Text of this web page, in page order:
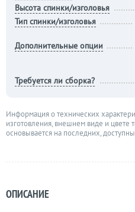
ОПИСАНИЕ
Высота спинки/изголовья
Тип спинки/изголовья
Дополнительные опции
Требуется ли сборка?
Информация о технических
изготовления, внешнем виде и цвете
основывается на последних,